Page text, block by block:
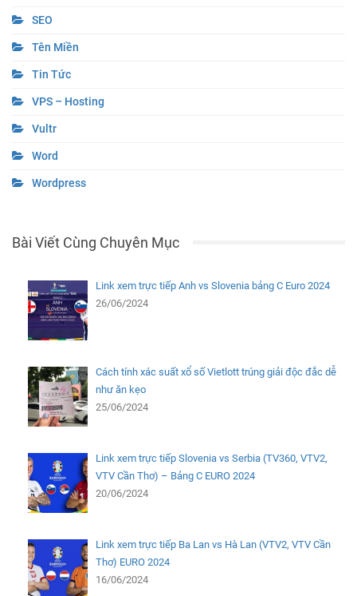
SEO
Tên Miền
Tin Tức
VPS – Hosting
Vultr
Word
Wordpress
Bài Viết Cùng Chuyên Mục
Link xem trực tiếp Anh vs Slovenia bảng C Euro 2024
26/06/2024
Cách tính xác suất xổ số Vietlott trúng giải độc đắc dễ
như ăn kẹo
25/06/2024
Link xem trực tiếp Slovenia vs Serbia (TV360, VTV2,
VTV Cần Thơ) – Bảng C EURO 2024
20/06/2024
Link xem trực tiếp Ba Lan vs Hà Lan (VTV2, VTV Cần
Thơ) EURO 2024
16/06/2024